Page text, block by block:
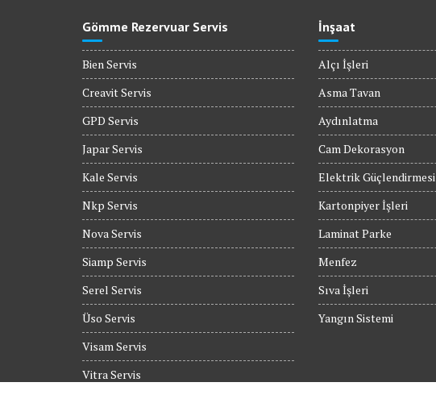
Gömme Rezervuar Servis
Bien Servis
Creavit Servis
GPD Servis
Japar Servis
Kale Servis
Nkp Servis
Nova Servis
Siamp Servis
Serel Servis
Üso Servis
Visam Servis
Vitra Servis
İnşaat
Alçı İşleri
Asma Tavan
Aydınlatma
Cam Dekorasyon
Elektrik Güçlendirmesi
Kartonpiyer İşleri
Laminat Parke
Menfez
Sıva İşleri
Yangın Sistemi